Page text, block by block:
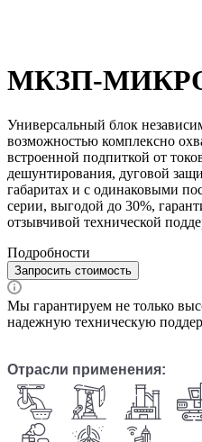
МКЗП-
Универсальный блок
возможностью комплексно
встроенной подпиткой от
дешунтирования, дуговой
габаритах и с одинаковыми
серии, выгодой до 30%,
отзывчивой технической
Подробности
Запросить стоимость
Мы гарантируем не только
надежную техническую
Отрасли применения: